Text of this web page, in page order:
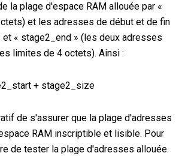
la plage d'espace RAM allouée par «
et les adresses de début et de fin
« stage2_end » (les deux adresses
limites de 4 octets). Ainsi :
+ stage2_size
de s'assurer que la plage d'adresses
RAM inscriptible et lisible. Pour
de tester la plage d'adresses allouée.